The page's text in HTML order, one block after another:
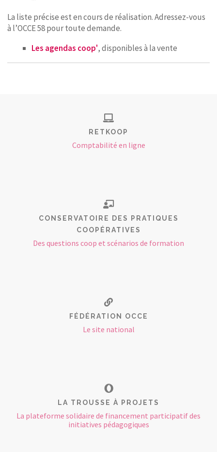
La liste précise est en cours de réalisation. Adressez-vous
à l’OCCE 58 pour toute demande.
Les agendas coop', disponibles à la vente
RETKOOP
Comptabilité en ligne
CONSERVATOIRE DES PRATIQUES
COOPÉRATIVES
Des questions coop et scénarios de formation
FÉDÉRATION OCCE
Le site national
LA TROUSSE À PROJETS
La plateforme solidaire de financement participatif des
initiatives pédagogiques